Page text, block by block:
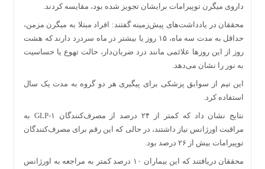
داروی میگرن توپیرامات برایشان تجویز شده بود، مقایسه کردند.
محققان در یادداشت‌های پیش‌زمینه گفتند: افراد مبتلا به میگرن مزمن،
حداقل به مدت سه ماه، ۱۵ روز یا بیشتر در ماه سردرد دارند که هشت
روز از این روزها علائمی مانند درد ضربان‌دار، حالت تهوع یا حساسیت
به نور را نشان می‌دهد.
این تیم از سوابق پزشکی برای پیگیری هر دو گروه به مدت یک سال
استفاده کرد.
نتایج نشان داد که کمتر از ۲۴ درصد از مصرف‌کنندگان GLP-۱ به
مراقبت اورژانس نیاز داشتند، در حالی که این رقم برای مصرف‌کنندگان
توپیرامات بیش از ۲۶ درصد بود.
محققان دریافتند که این بیماران ۱۰ درصد کمتر به مراجعه به اورژانس